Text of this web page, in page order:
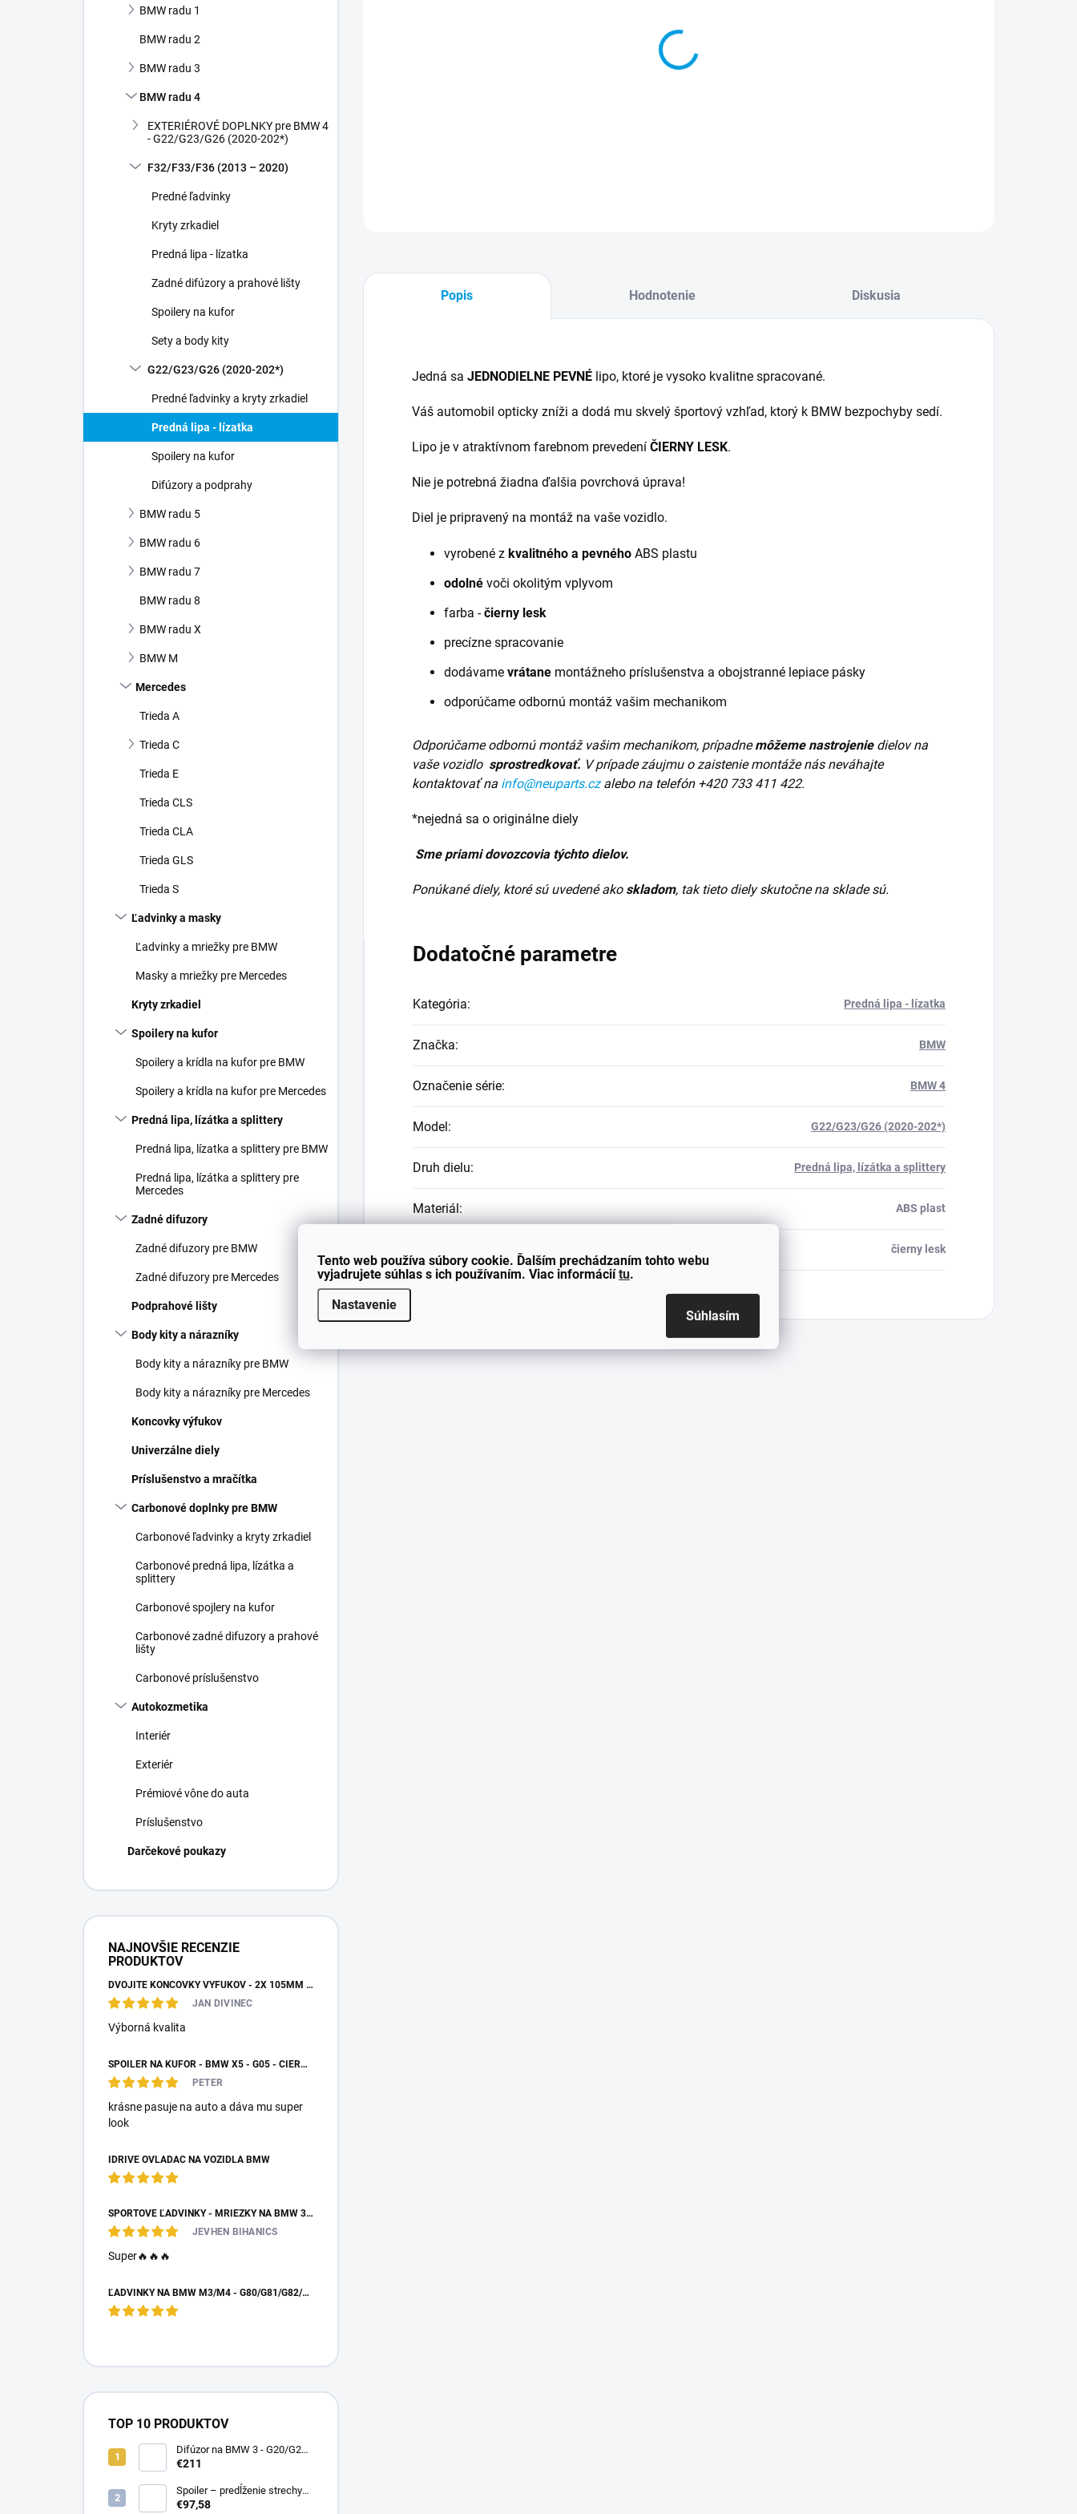
Tento web používa súbory cookie. Ďalším prechádzaním tohto webu
vyjadrujete súhlas s ich používaním. Viac informáciítu.
Nastavenie
Súhlasím
BMW radu 1
BMW radu 2
BMW radu 3
BMW radu 4
EXTERIÉROVÉ DOPLNKY pre BMW 4
- G22/G23/G26 (2020-202*)
F32/F33/F36 (2013 – 2020)
Predné ľadvinky
Kryty zrkadiel
Predná lipa - lízatka
Zadné difúzory a prahové lišty
Spoilery na kufor
Sety a body kity
G22/G23/G26 (2020-202*)
Predné ľadvinky a kryty zrkadiel
Predná lipa - lízatka
Spoilery na kufor
Difúzory a podprahy
BMW radu 5
BMW radu 6
BMW radu 7
BMW radu 8
BMW radu X
BMW M
Mercedes
Trieda A
Trieda C
Trieda E
Trieda CLS
Trieda CLA
Trieda GLS
Trieda S
Ľadvinky a masky
Ľadvinky a mriežky pre BMW
Masky a mriežky pre Mercedes
Kryty zrkadiel
Spoilery na kufor
Spoilery a krídla na kufor pre BMW
Spoilery a krídla na kufor pre Mercedes
Predná lipa, lízátka a splittery
Predná lipa, lízatka a splittery pre BMW
Predná lipa, lízátka a splittery pre
Mercedes
Zadné difuzory
Zadné difuzory pre BMW
Zadné difuzory pre Mercedes
Podprahové lišty
Body kity a nárazníky
Body kity a nárazníky pre BMW
Body kity a nárazníky pre Mercedes
Koncovky výfukov
Univerzálne diely
Príslušenstvo a mračítka
Carbonové doplnky pre BMW
Carbonové ľadvinky a kryty zrkadiel
Carbonové predná lipa, lízátka a
splittery
Carbonové spojlery na kufor
Carbonové zadné difuzory a prahové
lišty
Carbonové príslušenstvo
Autokozmetika
Interiér
Exteriér
Prémiové vône do auta
Príslušenstvo
Darčekové poukazy
NAJNOVŠIE RECENZIE
PRODUKTOV
DVOJITÉ KONCOVKY VÝFUKOV - 2X 105MM VÝSTUP
JAN DIVINEC
Výborná kvalita
SPOILER NA KUFOR - BMW X5 - G05 - ČIERNY LESK
PETER
krásne pasuje na auto a dáva mu super
look
IDRIVE OVLÁDAČ NA VOZIDLÁ BMW
ŠPORTOVÉ ĽADVINKY - MRIEŽKY NA BMW 3 - E90/E91 PO FACELIFTE
JEVHEN BIHANICS
Super🔥🔥🔥
ĽADVINKY NA BMW M3/M4 - G80/G81/G82/G83 - DRY CARBON
TOP 10 PRODUKTOV
Difúzor na BMW 3 - G20/G21
preLCI - brzdové svetlo
€211
Spoiler – predĺženie strechy
BMW 1 – F20/F21 – čierny
€97,58
Popis Hodnotenie Diskusia
Jedná sa JEDNODIELNE PEVNÉ lipo, ktoré je vysoko kvalitne spracované.
Váš automobil opticky zníži a dodá mu skvelý športový vzhľad, ktorý k BMW bezpochyby sedí.
Lipo je v atraktívnom farebnom prevedení ČIERNY LESK.
Nie je potrebná žiadna ďalšia povrchová úprava!
Diel je pripravený na montáž na vaše vozidlo.
vyrobené z kvalitného a pevného ABS plastu
odolné voči okolitým vplyvom
farba -čierny lesk
precízne spracovanie
dodávame vrátane montážneho príslušenstva a obojstranné lepiace pásky
odporúčame odbornú montáž vašim mechanikom
Odporúčame odbornú montáž vašim mechanikom, prípadne môžeme nastrojenie dielov na
vaše vozidlo sprostredkovať. V prípade záujmu o zaistenie montáže nás neváhajte
kontaktovať na info@neuparts.czalebo na telefón+420 733 411 422.
*nejedná sa o originálne diely
Sme priami dovozcovia týchto dielov.
Ponúkané diely, ktoré sú uvedené ako skladom, tak tieto diely skutočne na sklade sú.
Dodatočné parametre
Kategória: Predná lipa - lízatka
Značka: BMW
Označenie série: BMW 4
Model: G22/G23/G26 (2020-202*)
Druh dielu: Predná lipa, lízátka a splittery
Materiál: ABS plast
čierny lesk